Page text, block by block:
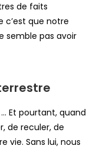
de faits
c’est que notre
semble pas avoir
Et pourtant, quand
de reculer, de
vie. Sans lui, nous